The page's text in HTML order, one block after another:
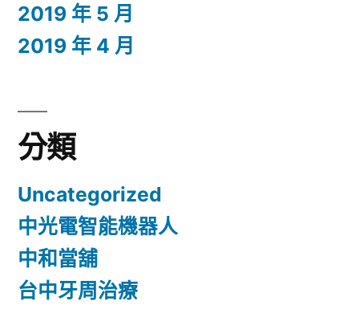
2019 年 5 月
2019 年 4 月
分類
Uncategorized
中光電智能機器人
中和當舖
台中牙周治療